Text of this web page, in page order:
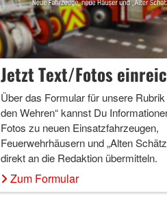
Jetzt Text/Fotos
Über das Formular für unsere Rubrik
den Wehren“ kannst Du
Fotos zu neuen Einsatzfahrzeugen,
Feuerwehrhäusern und „Alten
direkt an die Redaktion übermitteln.
Zum Formular